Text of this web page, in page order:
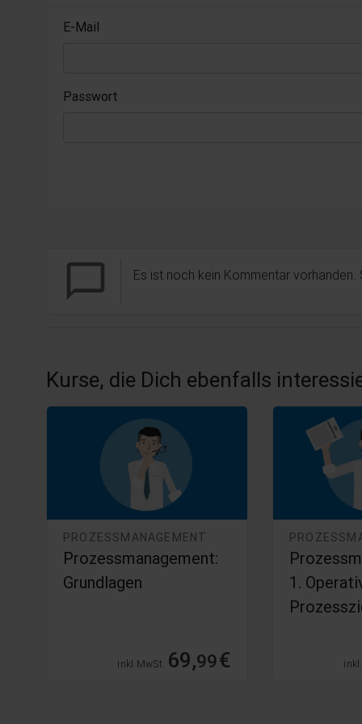
E-Mail
Passwort
chat_bubble_outline Es ist noch kein Kommentar
Kurse, die Dich ebenfalls
PROZESSMANAGEMENT
Prozessmanagement:
Grundlagen
inkl. MwSt. 69,99€
1.